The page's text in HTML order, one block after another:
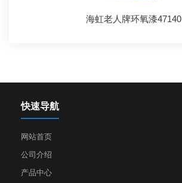
海虹老人牌环氧漆47140
快速导航
网站首页
公司介绍
产品中心